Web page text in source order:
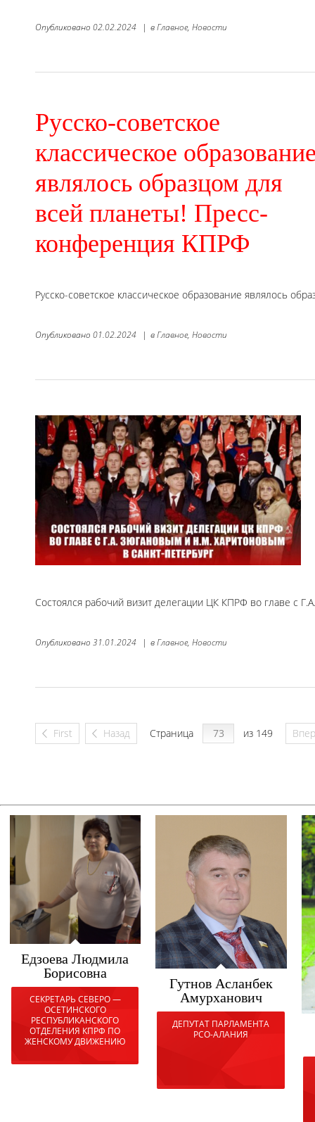
Опубликовано 02.02.2024 | вГлавное, Новости
Русско-советское
классическое
являлось образцом для
всей планеты! Пресс-
конференция КПРФ
Русско-советское классическое образование являлось
Опубликовано 01.02.2024 | вГлавное, Новости
Состоялся рабочий визит делегации ЦК КПРФ во главе с
Опубликовано 31.01.2024 | вГлавное, Новости
First Назад Страница из 149
Едзоева Людмила
Борисовна
СЕКРЕТАРЬ СЕВЕРО —
ОСЕТИНСКОГО
РЕСПУБЛИКАНСКОГО
ОТДЕЛЕНИЯ КПРФ ПО
ЖЕНСКОМУ ДВИЖЕНИЮ
Гутнов Асланбек
Амурханович
ДЕПУТАТ ПАРЛАМЕНТА
РСО-АЛАНИЯ